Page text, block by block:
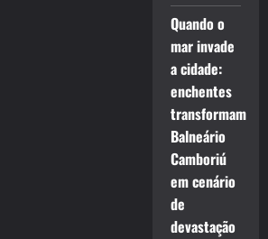
Quando o
mar invade
a cidade:
enchentes
transformam
Balneário
Camboriú
em cenário
de
devastação